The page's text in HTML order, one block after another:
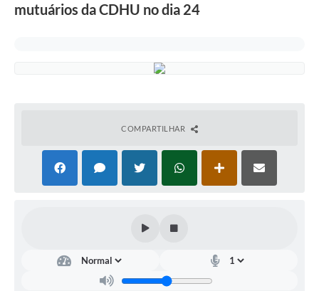
Normas e Legislação
Sistema de Protocolo
mutuários da CDHU no dia 24
COMPARTILHAR